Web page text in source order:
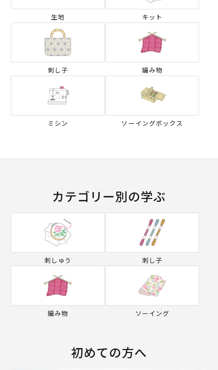
生地 キット
刺し子 編み物
ミシン ソーイングボックス
カテゴリー別の学ぶ
刺しゅう 刺し子
編み物 ソーイング
初めての方へ